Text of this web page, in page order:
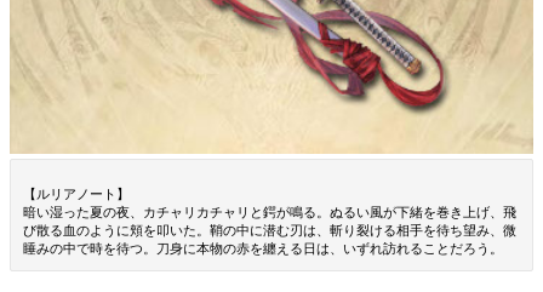
【ルリアノート】
暗い湿った夏の夜、カチャリカチャリと鍔が鳴る。ぬるい風が下緒を巻き上げ、飛
び散る血のように頬を叩いた。鞘の中に潜む刃は、斬り裂ける相手を待ち望み、微
睡みの中で時を待つ。刀身に本物の赤を纏える日は、いずれ訪れることだろう。